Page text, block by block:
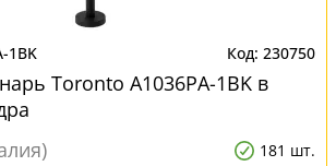
1BK 230750
Toronto A1036PA-1BK в
181 шт.